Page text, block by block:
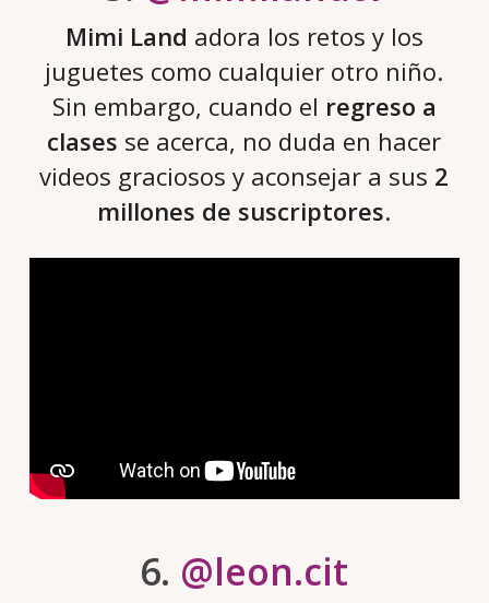
Mimi Land adora los retos y los
juguetes como cualquier otro niño.
Sin embargo, cuando el regreso a
clases se acerca, no duda en hacer
videos graciosos y aconsejar a sus 2
millones de suscriptores.
6. @leon.cit